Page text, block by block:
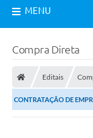
MENU
Compra Direta
Editais
CONTRATAÇÃO DE